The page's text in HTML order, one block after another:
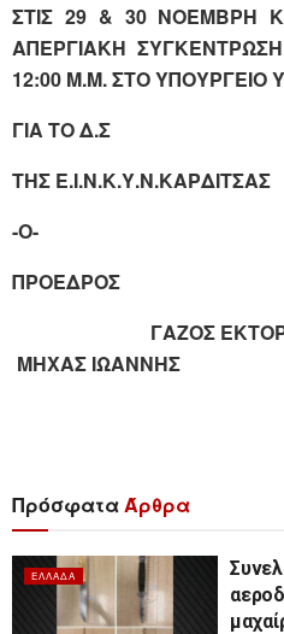
ΣΤΙΣ 29 & 30 ΝΟΕΜΒΡΗ
ΑΠΕΡΓΙΑΚΗ
12:00 Μ.Μ. ΣΤΟ
ΓΙΑ ΤΟ Δ.Σ
ΤΗΣ Ε.Ι.Ν.Κ.Υ.Ν.ΚΑΡΔΙΤΣΑΣ
-Ο- -
ΠΡΟΕΔΡΟΣ
ΓΑΖΟΣ
ΜΗΧΑΣ ΙΩΑΝΝΗΣ
ΠρόσφαταΆρθρα
ΕΛΛΆΔΑ